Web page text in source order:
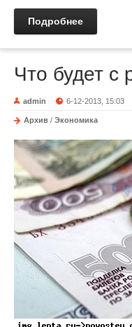
Подробнее
Что будет с
admin 6-12-2013, 15:03
Архив / Экономика